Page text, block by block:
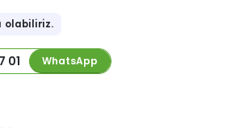
olabiliriz.
01 WhatsApp